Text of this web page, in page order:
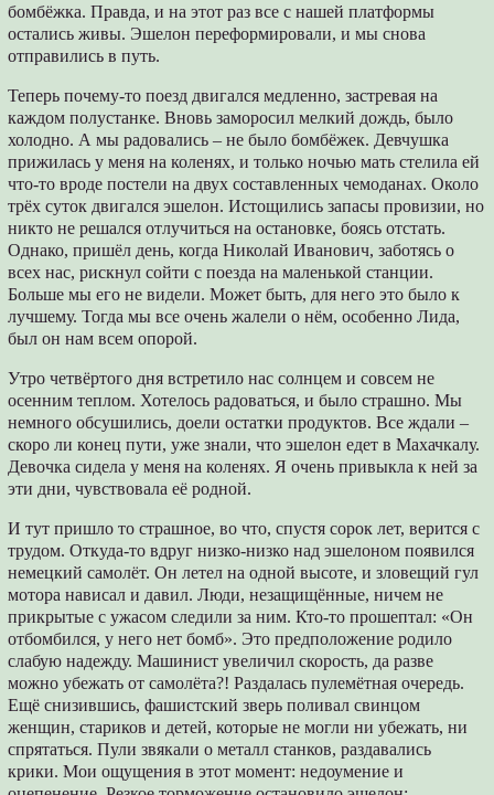
бомбёжка. Правда, и на этот раз все с нашей платформы
остались живы. Эшелон переформировали, и мы снова
отправились в путь.
Теперь почему-то поезд двигался медленно, застревая на
каждом полустанке. Вновь заморосил мелкий дождь, было
холодно. А мы радовались – не было бомбёжек. Девчушка
прижилась у меня на коленях, и только ночью мать стелила ей
что-то вроде постели на двух составленных чемоданах. Около
трёх суток двигался эшелон. Истощились запасы провизии, но
никто не решался отлучиться на остановке, боясь отстать.
Однако, пришёл день, когда Николай Иванович, заботясь о
всех нас, рискнул сойти с поезда на маленькой станции.
Больше мы его не видели. Может быть, для него это было к
лучшему. Тогда мы все очень жалели о нём, особенно Лида,
был он нам всем опорой.
Утро четвёртого дня встретило нас солнцем и совсем не
осенним теплом. Хотелось радоваться, и было страшно. Мы
немного обсушились, доели остатки продуктов. Все ждали –
скоро ли конец пути, уже знали, что эшелон едет в Махачкалу.
Девочка сидела у меня на коленях. Я очень привыкла к ней за
эти дни, чувствовала её родной.
И тут пришло то страшное, во что, спустя сорок лет, верится с
трудом. Откуда-то вдруг низко-низко над эшелоном появился
немецкий самолёт. Он летел на одной высоте, и зловещий гул
мотора нависал и давил. Люди, незащищённые, ничем не
прикрытые с ужасом следили за ним. Кто-то прошептал: «Он
отбомбился, у него нет бомб». Это предположение родило
слабую надежду. Машинист увеличил скорость, да разве
можно убежать от самолёта?! Раздалась пулемётная очередь.
Ещё снизившись, фашистский зверь поливал свинцом
женщин, стариков и детей, которые не могли ни убежать, ни
спрятаться. Пули звякали о металл станков, раздавались
крики. Мои ощущения в этот момент: недоумение и